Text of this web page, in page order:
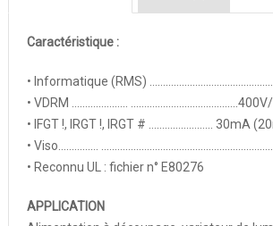
Caractéristique :
• Informatique (RMS)
• VDRM …………………
• IFGT !, IRGT !, IRGT # …………………… 30mA
• Viso……………
• Reconnu UL : fichier n° E80276
APPLICATION